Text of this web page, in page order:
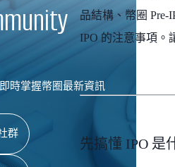
即時掌握幣圈最新資訊
群
品結構、幣圈 Pre-
IPO 的注意事項。
先搞懂 IPO 是